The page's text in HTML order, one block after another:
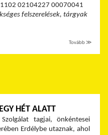
02104227 00070041
felszerelések, tárgyak
Tovább ≫
HÉT ALATT
tagjai, önkéntesei
Erdélybe utaznak, ahol